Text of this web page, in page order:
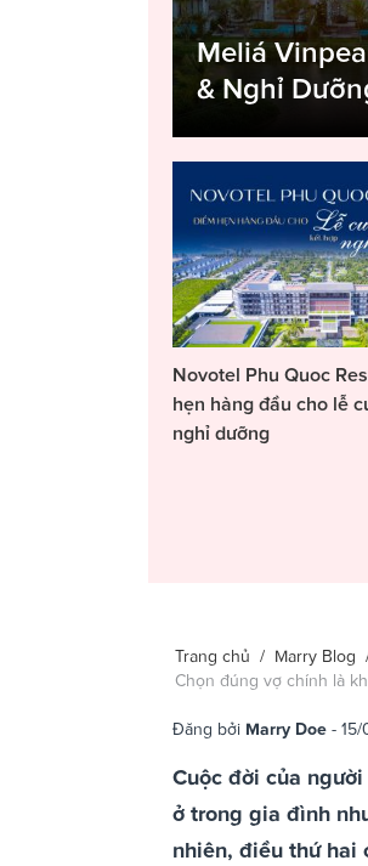
Meliá
& Nghỉ
Novotel Phu Quoc
hẹn hàng đầu cho lễ
nghỉ dưỡng
Trang chủ / Marry Blog
Chọn đúng vợ chính là
Đăng bởi Marry Doe -
Cuộc đời của
ở trong gia đình
nhiên, điều thứ hai